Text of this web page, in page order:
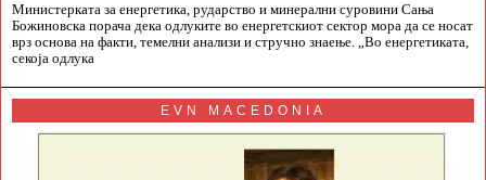
Министерката за енергетика, рударство и минерални суровини Сања
Божиновска порача дека одлуките во енергетскиот сектор мора да се носат
врз основа на факти, темелни анализи и стручно знаење. „Во енергетиката,
секоја одлука
EVN MACEDONIA